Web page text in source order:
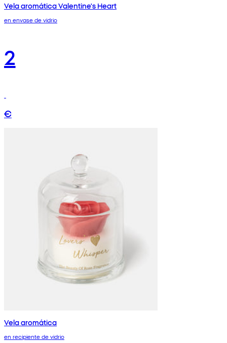
Vela aromática Valentine's Heart
en envase de vidrio
2
€
Vela aromática
en recipiente de vidrio